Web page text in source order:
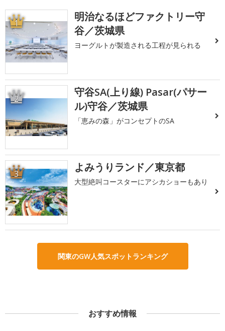
1
明治なるほどファクトリー守
谷／茨城県
ヨーグルトが製造される工程が見られる
2
守谷SA(上り線) Pasar(パサー
ル)守谷／茨城県
「恵みの森」がコンセプトのSA
3 よみうりランド／東京都
大型絶叫コースターにアシカショーもあり
関東のGW人気スポットランキング
おすすめ情報